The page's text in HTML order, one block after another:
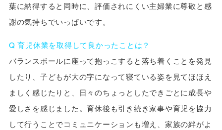
葉に納得すると同時に、評価されにくい主婦業に尊敬と感
謝の気持ちでいっぱいです。
Q 育児休業を取得して良かったことは？
バランスボールに座って抱っこすると落ち着くことを発見
したり、子どもが大の字になって寝ている姿を見てほほえ
ましく感じたりと、日々のちょっとしたできごとに成長や
愛しさを感じました。育休後も引き続き家事や育児を協力
して行うことでコミュニケーションも増え、家族の絆がよ